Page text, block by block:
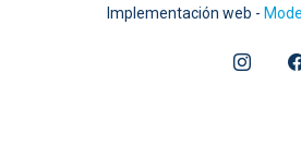
Implementación web -